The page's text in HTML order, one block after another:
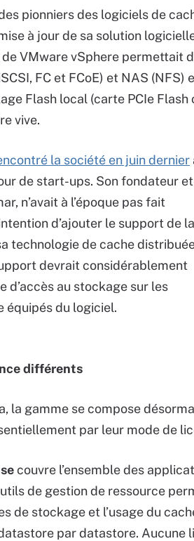
pionniers des logiciels de
à jour de sa solution
de VMware vSphere permettait
FC et FCoE) et NAS
Flash local (carte PCIe Flash
vive.
la société en juin dernier
de start-ups. Son fondateur et
n’avait à l’époque pas fait
d’ajouter le support de la
technologie de cache
devrait considérablement
d’accès au stockage sur les
équipés du logiciel.
différents
la gamme se compose
par leur mode de
couvre l’ensemble des
de gestion de ressource
de stockage et l’usage du
par datastore. Aucune